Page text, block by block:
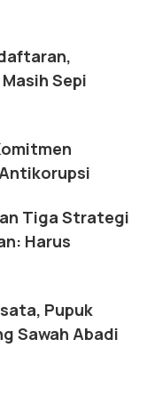
Sepi
Tiga Strategi
Harus
Pupuk
Sawah Abadi